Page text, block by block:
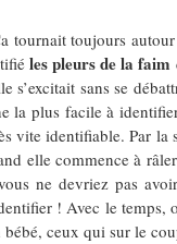
tournait toujours
les pleurs de la faim
s’excitait sans se
la plus facile à
vite identifiable. Par
elle commence à
ne devriez pas
! Avec le
ceux qui sur le